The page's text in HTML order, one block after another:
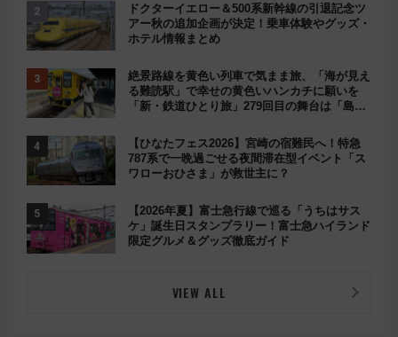
ドクターイエロー＆500系新幹線の引退記念ツ
アー秋の追加企画が決定！乗車体験やグッズ・
ホテル情報まとめ
絶景路線を黄色い列車で気まま旅、「海が見え
る難読駅」で幸せの黄色いハンカチに願いを
「新・鉄道ひとり旅」279回目の舞台は「島原
【ひなたフェス2026】宮崎の宿難民へ！特急
787系で一晩過ごせる夜間滞在型イベント「ス
ワローおひさま」が救世主に？
【2026年夏】富士急行線で巡る「うちはサス
ケ」誕生日スタンプラリー！富士急ハイランド
限定グルメ＆グッズ徹底ガイド
VIEW ALL